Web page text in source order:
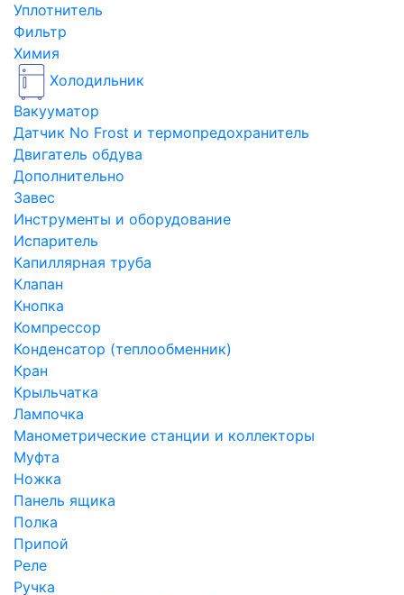
Уплотнитель
Фильтр
Химия
Холодильник
Вакууматор
Датчик No Frost и термопредохранитель
Двигатель обдува
Дополнительно
Завес
Инструменты и оборудование
Испаритель
Капиллярная труба
Клапан
Кнопка
Компрессор
Конденсатор (теплообменник)
Кран
Крыльчатка
Лампочка
Манометрические станции и коллекторы
Муфта
Ножка
Панель ящика
Полка
Припой
Реле
Ручка